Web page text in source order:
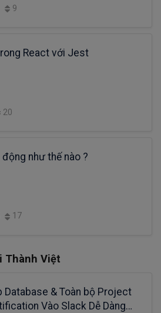
9
React với Jest
20
như thế nào ?
17
Thành Việt
Database & Toàn bộ Project
Vào Slack Dễ Dàng